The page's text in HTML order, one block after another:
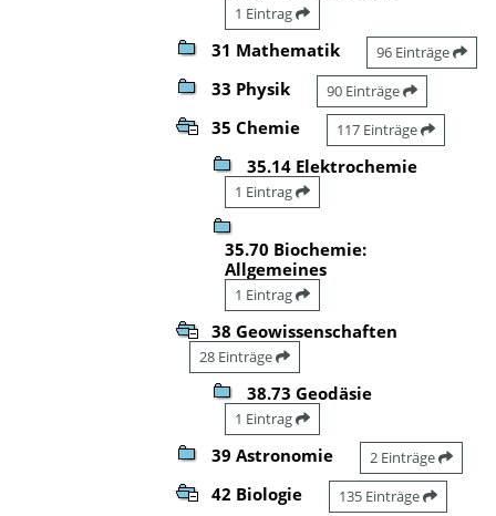
1 Eintrag
31 Mathematik 96 Einträge
33 Physik 90 Einträge
35 Chemie 117 Einträge
35.14 Elektrochemie
1 Eintrag
35.70 Biochemie:
Allgemeines
1 Eintrag
38 Geowissenschaften
28 Einträge
38.73 Geodäsie
1 Eintrag
39 Astronomie 2 Einträge
42 Biologie 135 Einträge